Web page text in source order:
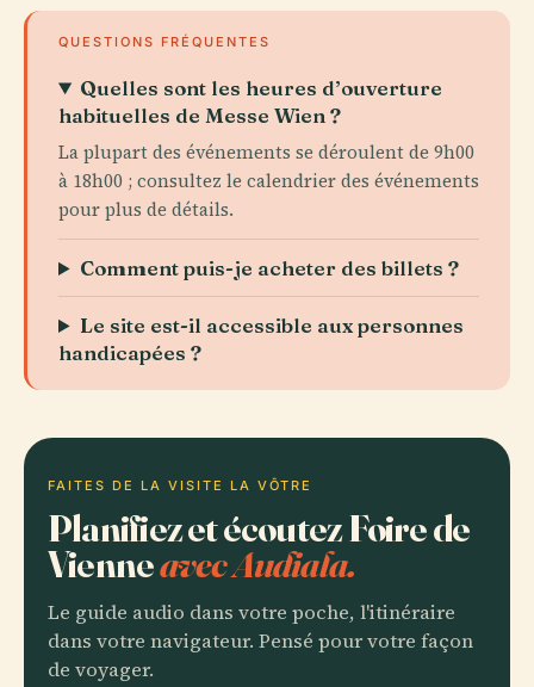
QUESTIONS FRÉQUENTES
Quelles sont les heures d’ouverture
habituelles de Messe Wien ?
La plupart des événements se déroulent de 9h00
à 18h00 ; consultez le calendrier des événements
pour plus de détails.
Comment puis-je acheter des billets ?
Le site est-il accessible aux personnes
handicapées ?
FAITES DE LA VISITE LA VÔTRE
Planifiez et écoutez Foire de
Vienneavec Audiala.
Le guide audio dans votre poche, l'itinéraire
dans votre navigateur. Pensé pour votre façon
de voyager.